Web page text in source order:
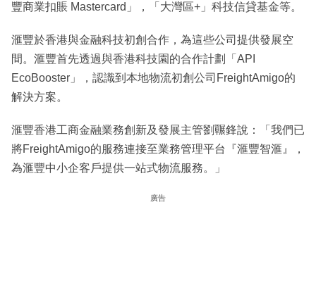
豐商業扣賬 Mastercard」，「大灣區+」科技信貸基金等。
滙豐於香港與金融科技初創合作，為這些公司提供發展空
間。滙豐首先透過與香港科技園的合作計劃「API
EcoBooster」，認識到本地物流初創公司FreightAmigo的
解決方案。
滙豐香港工商金融業務創新及發展主管劉囅鋒說：「我們已
將FreightAmigo的服務連接至業務管理平台『滙豐智滙』，
為滙豐中小企客戶提供一站式物流服務。」
廣告